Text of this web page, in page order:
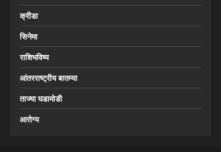
क्रीडा
सिनेमा
राशिभविष्य
आंतरराष्ट्रीय बातम्या
ताज्या घडामोडी
आरोग्य